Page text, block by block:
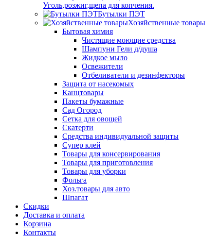
Уголь,розжиг,щепа для копчения.
Бутылки ПЭТ
Хозяйственные товары
Бытовая химия
Чистящие моющие средства
Шампуни Гели д/душа
Жидкое мыло
Освежители
Отбеливатели и дезинфекторы
Защита от насекомых
Канцтовары
Пакеты бумажные
Сад Огород
Сетка для овощей
Скатерти
Средства индивидуальной защиты
Супер клей
Товары для консервирования
Товары для приготовления
Товары для уборки
Фольга
Хоз.товары для авто
Шпагат
Скидки
Доставка и оплата
Корзина
Контакты